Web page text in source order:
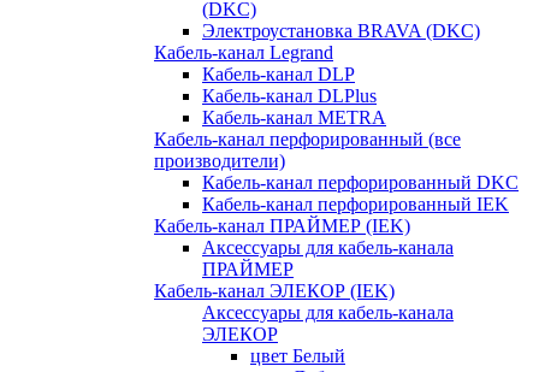
(DKC)
Электроустановка BRAVA (DKC)
Кабель-канал Legrand
Кабель-канал DLP
Кабель-канал DLPlus
Кабель-канал METRA
Кабель-канал перфорированный (все
производители)
Кабель-канал перфорированный DKC
Кабель-канал перфорированный IEK
Кабель-канал ПРАЙМЕР (IEK)
Аксессуары для кабель-канала
ПРАЙМЕР
Кабель-канал ЭЛЕКОР (IEK)
Аксессуары для кабель-канала
ЭЛЕКОР
цвет Белый